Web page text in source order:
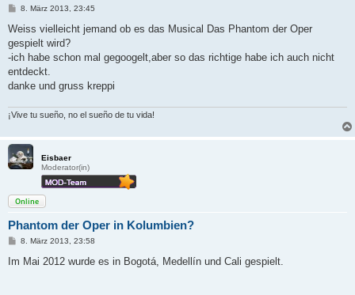
B
i
r
a
8. März 2013, 23:45
Weiss vielleicht jemand ob es das Musical Das Phantom der Oper
gespielt wird?
-ich habe schon mal gegoogelt,aber so das richtige habe ich auch nicht
entdeckt.
danke und gruss kreppi
¡Vive tu sueño, no el sueño de tu vida!
Eisbaer
Moderator(in)
Online
Phantom der Oper in Kolumbien?
B
i
8. März 2013, 23:58
Im Mai 2012 wurde es in Bogotá, Medellín und Cali gespielt.